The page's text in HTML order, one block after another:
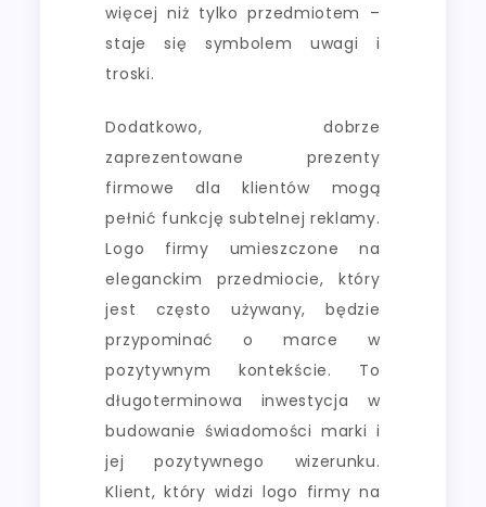
więcej niż tylko przedmiotem –
staje się symbolem uwagi i
troski.
Dodatkowo, dobrze
zaprezentowane prezenty
firmowe dla klientów mogą
pełnić funkcję subtelnej reklamy.
Logo firmy umieszczone na
eleganckim przedmiocie, który
jest często używany, będzie
przypominać o marce w
pozytywnym kontekście. To
długoterminowa inwestycja w
budowanie świadomości marki i
jej pozytywnego wizerunku.
Klient, który widzi logo firmy na